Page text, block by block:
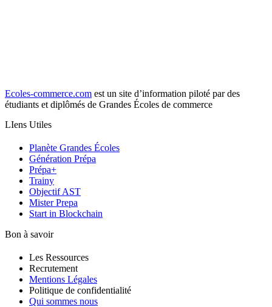
Ecoles-commerce.com est un site d’information piloté par des
étudiants et diplômés de Grandes Écoles de commerce
LIens Utiles
Planète Grandes Écoles
Génération Prépa
Prépa+
Trainy
Objectif AST
Mister Prepa
Start in Blockchain
Bon à savoir
Les Ressources
Recrutement
Mentions Légales
Politique de confidentialité
Qui sommes nous